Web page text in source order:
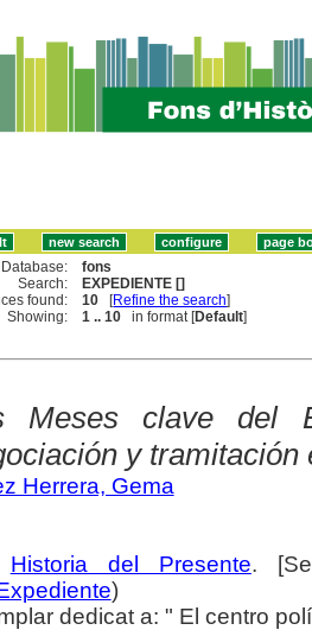
Database:
fons
Search:
EXPEDIENTE []
found:
10 [Refine the search]
Showing:
1 .. 10 in format [Default]
Meses clave del
y tramitación
Herrera, Gema
Historia del Presente.
)
dedicat a: " El centro